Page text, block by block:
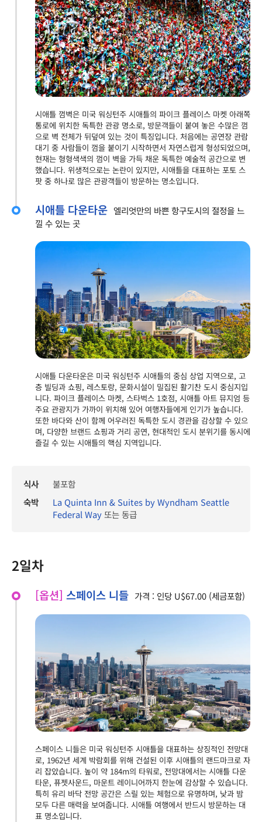
시애틀 껌벽은 미국 워싱턴주 시애틀의 파이크 플레이스 마켓 아래쪽
통로에 위치한 독특한 관광 명소로, 방문객들이 붙여 놓은 수많은 껌
으로 벽 전체가 뒤덮여 있는 것이 특징입니다. 처음에는 공연장 관람
대기 중 사람들이 껌을 붙이기 시작하면서 자연스럽게 형성되었으며,
현재는 형형색색의 껌이 벽을 가득 채운 독특한 예술적 공간으로 변
했습니다. 위생적으로는 논란이 있지만, 시애틀을 대표하는 포토 스
팟 중 하나로 많은 관광객들이 방문하는 명소입니다.
시애틀 다운타운 엘리엇만의 바쁜 항구도시의 절정을 느
낄 수 있는 곳
시애틀 다운타운은 미국 워싱턴주 시애틀의 중심 상업 지역으로, 고
층 빌딩과 쇼핑, 레스토랑, 문화시설이 밀집된 활기찬 도시 중심지입
니다. 파이크 플레이스 마켓, 스타벅스 1호점, 시애틀 아트 뮤지엄 등
주요 관광지가 가까이 위치해 있어 여행자들에게 인기가 높습니다.
또한 바다와 산이 함께 어우러진 독특한 도시 경관을 감상할 수 있으
며, 다양한 브랜드 쇼핑과 거리 공연, 현대적인 도시 분위기를 동시에
즐길 수 있는 시애틀의 핵심 지역입니다.
식사
불포함
숙박
La Quinta Inn & Suites by Wyndham Seattle
Federal Way또는 동급
2일차
[옵션] 스페이스 니들 가격 : 인당 U$67.00 (세금포함)
스페이스 니들은 미국 워싱턴주 시애틀을 대표하는 상징적인 전망대
로, 1962년 세계 박람회를 위해 건설된 이후 시애틀의 랜드마크로 자
리 잡았습니다. 높이 약 184m의 타워로, 전망대에서는 시애틀 다운
타운, 퓨젯사운드, 마운트 레이니어까지 한눈에 감상할 수 있습니다.
특히 유리 바닥 전망 공간은 스릴 있는 체험으로 유명하며, 낮과 밤
모두 다른 매력을 보여줍니다. 시애틀 여행에서 반드시 방문하는 대
표 명소입니다.